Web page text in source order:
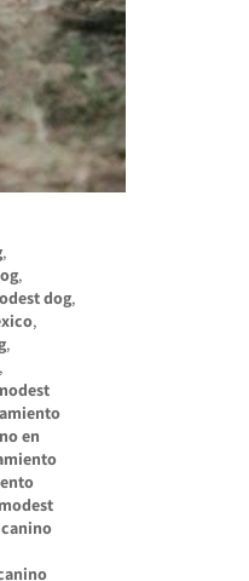
,
,
dog,
,
,
,
en